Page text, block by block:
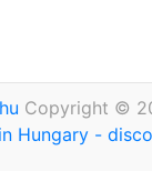
Copyright ©
Hungary -